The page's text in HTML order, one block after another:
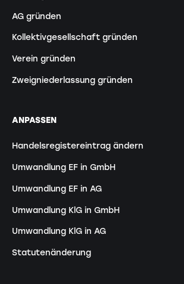
AG gründen
Kollektivgesellschaft gründen
Verein gründen
Zweigniederlassung gründen
ANPASSEN
Handelsregistereintrag ändern
Umwandlung EF in GmbH
Umwandlung EF in AG
Umwandlung KlG in GmbH
Umwandlung KlG in AG
Statutenänderung